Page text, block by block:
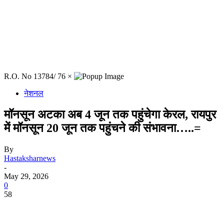
R.O. No 13784/ 76 ×
नेशनल
मॉनसून अटका अब 4 जून तक पहुंचेगा केरल, रायपुर
में मॉनसून 20 जून तक पहुंचने की संभावना…..=
By
Hastaksharnews
-
May 29, 2026
0
58